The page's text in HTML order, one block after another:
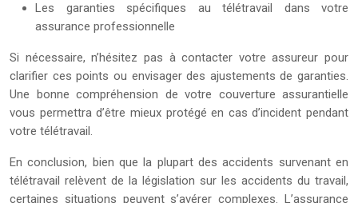
Les garanties spécifiques au télétravail dans votre
assurance professionnelle
Si nécessaire, n’hésitez pas à contacter votre assureur pour
clarifier ces points ou envisager des ajustements de garanties.
Une bonne compréhension de votre couverture assurantielle
vous permettra d’être mieux protégé en cas d’incident pendant
votre télétravail.
En conclusion, bien que la plupart des accidents survenant en
télétravail relèvent de la législation sur les accidents du travail,
certaines situations peuvent s’avérer complexes. L’assurance